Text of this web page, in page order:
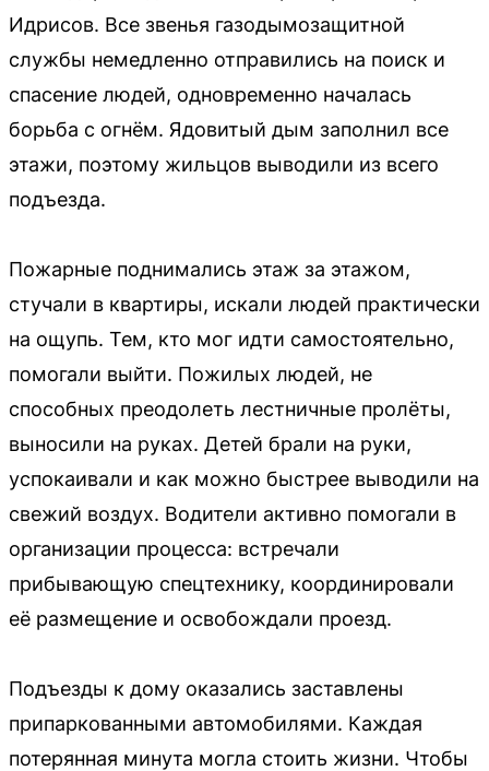
Идрисов. Все звенья газодымозащитной
службы немедленно отправились на поиск и
спасение людей, одновременно началась
борьба с огнём. Ядовитый дым заполнил все
этажи, поэтому жильцов выводили из всего
подъезда.
Пожарные поднимались этаж за этажом,
стучали в квартиры, искали людей практически
на ощупь. Тем, кто мог идти самостоятельно,
помогали выйти. Пожилых людей, не
способных преодолеть лестничные пролёты,
выносили на руках. Детей брали на руки,
успокаивали и как можно быстрее выводили на
свежий воздух. Водители активно помогали в
организации процесса: встречали
прибывающую спецтехнику, координировали
её размещение и освобождали проезд.
Подъезды к дому оказались заставлены
припаркованными автомобилями. Каждая
потерянная минута могла стоить жизни. Чтобы